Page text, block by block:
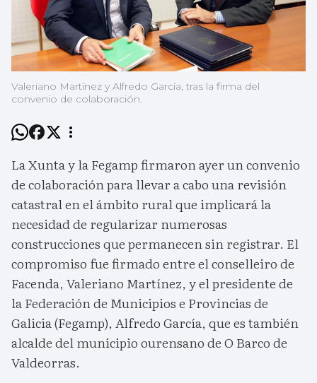
Valeriano Martínez y Alfredo García, tras la firma del
convenio de colaboración.
La Xunta y la Fegamp firmaron ayer un convenio
de colaboración para llevar a cabo una revisión
catastral en el ámbito rural que implicará la
necesidad de regularizar numerosas
construcciones que permanecen sin registrar. El
compromiso fue firmado entre el conselleiro de
Facenda, Valeriano Martínez, y el presidente de
la Federación de Municipios e Provincias de
Galicia (Fegamp), Alfredo García, que es también
alcalde del municipio ourensano de O Barco de
Valdeorras.